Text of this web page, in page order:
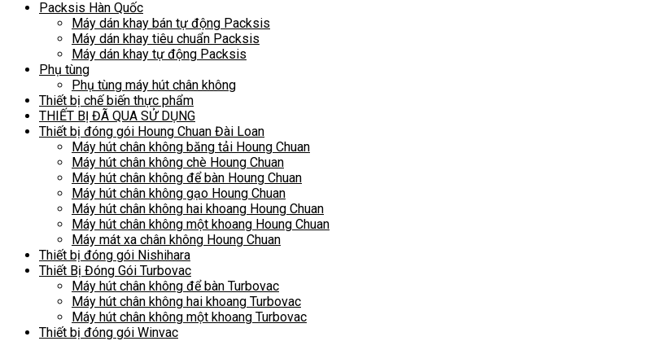
Packsis Hàn Quốc
Máy dán khay bán tự động Packsis
Máy dán khay tiêu chuẩn Packsis
Máy dán khay tự động Packsis
Phụ tùng
Phụ tùng máy hút chân không
Thiết bị chế biến thực phẩm
THIẾT BỊ ĐÃ QUA SỬ DỤNG
Thiết bị đóng gói Houng Chuan Đài Loan
Máy hút chân không băng tải Houng Chuan
Máy hút chân không chè Houng Chuan
Máy hút chân không để bàn Houng Chuan
Máy hút chân không gạo Houng Chuan
Máy hút chân không hai khoang Houng Chuan
Máy hút chân không một khoang Houng Chuan
Máy mát xa chân không Houng Chuan
Thiết bị đóng gói Nishihara
Thiết Bị Đóng Gói Turbovac
Máy hút chân không để bàn Turbovac
Máy hút chân không hai khoang Turbovac
Máy hút chân không một khoang Turbovac
Thiết bị đóng gói Winvac